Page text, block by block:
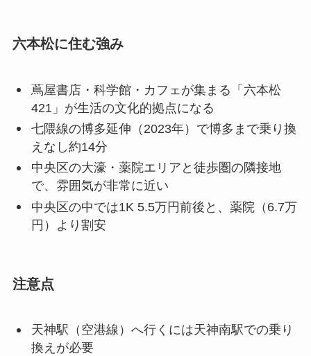
六本松に住む強み
蔦屋書店・科学館・カフェが集まる「六本松
421」が生活の文化的拠点になる
七隈線の博多延伸（2023年）で博多まで乗り換
えなし約14分
中央区の大濠・薬院エリアと徒歩圏の隣接地
で、雰囲気が非常に近い
中央区の中では1K 5.5万円前後と、薬院（6.7万
円）より割安
注意点
天神駅（空港線）へ行くには天神南駅での乗り
換えが必要